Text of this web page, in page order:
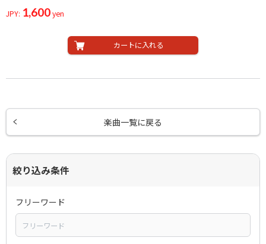
JPY: 1,600yen
カートに入れる
楽曲一覧に戻る
絞り込み条件
フリーワード